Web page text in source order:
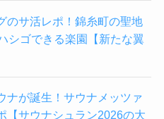
のサ活レポ！錦糸町の聖地
シゴできる楽園【新たな翼
ナが誕生！サウナメッツァ
【サウナシュラン2026の大